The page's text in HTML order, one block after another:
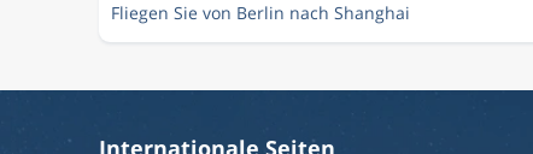
Fliegen Sie von Berlin nach Shanghai
Internationale Seiten